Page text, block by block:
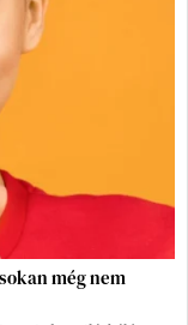
még nem